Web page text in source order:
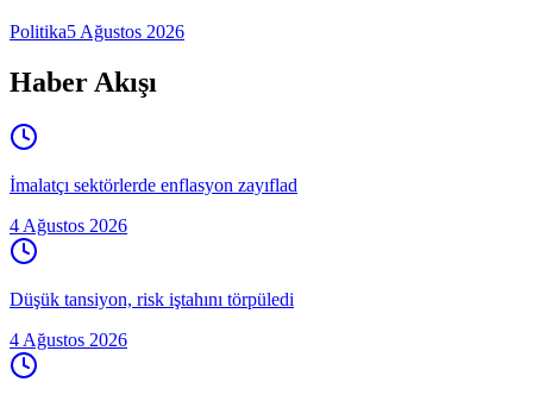
Politika5 Ağustos 2026
Haber Akışı
İmalatçı sektörlerde enflasyon zayıflad
4 Ağustos 2026
Düşük tansiyon, risk iştahını törpüledi
4 Ağustos 2026